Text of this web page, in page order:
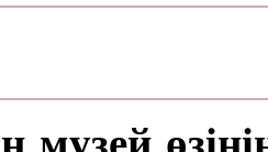
музей